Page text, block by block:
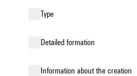
type
detailed formation
information about the creation